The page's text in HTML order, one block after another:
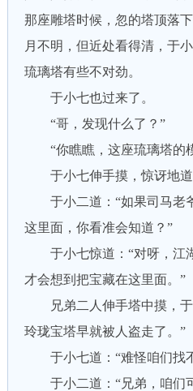
那座雕塔时候，忽的塔顶落
月不明，但近处看得清，于
琉璃塔有些不对劲。
于小七也过来了。
“哥，发现什么了？”
“你瞧瞧，这座琉璃塔的
于小七伸手摸，惊讶地道
于小二道：“如果司马老
这里面，你看准会知道？”
于小七惊道：“对呀，江
才会想到把宝藏在这里面。”
兄弟二人伸手塔中摸，于
玲珑宝塔早就被人盗走了。”
于小七道：“难怪咱们找
于小二道：“兄弟，咱们